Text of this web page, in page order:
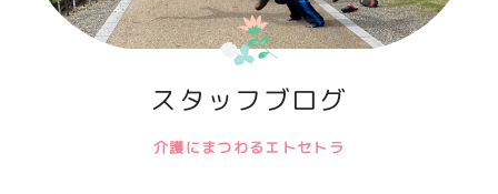
スタッフブログ
介護にまつわるエトセトラ